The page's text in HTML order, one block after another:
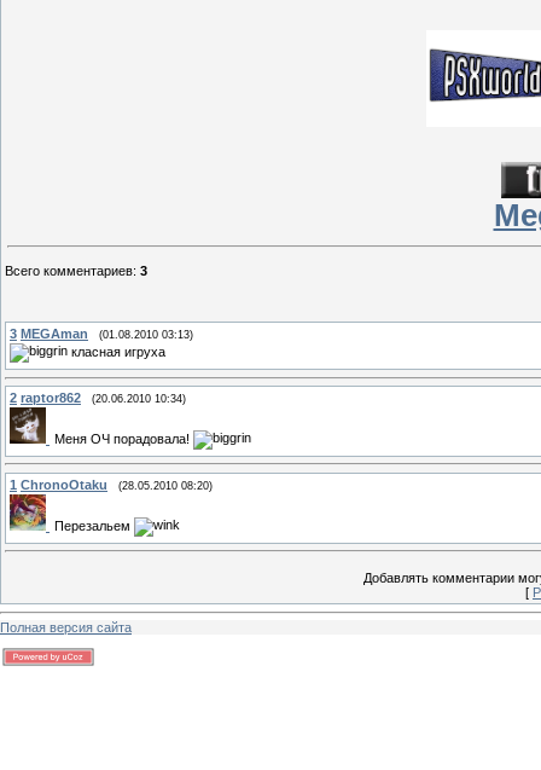
Всего комментариев: 3
3 MEGAman (01.08.2010 03:13)
класная игруха
2 raptor862 (20.06.2010 10:34)
Меня ОЧ порадовала!
1 ChronoOtaku (28.05.2010 08:20)
Перезальем
Добавлять комментарии
[
Полная версия сайта